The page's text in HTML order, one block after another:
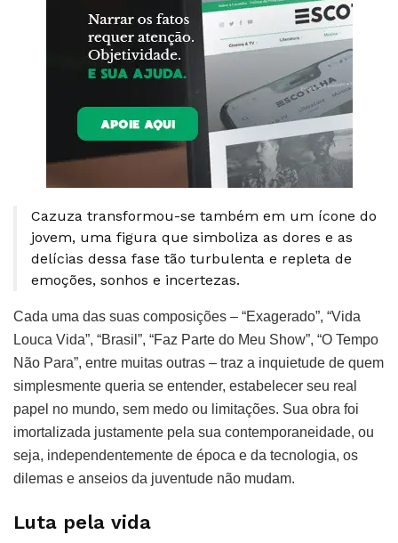
Cazuza transformou-se também em um ícone do
jovem, uma figura que simboliza as dores e as
delícias dessa fase tão turbulenta e repleta de
emoções, sonhos e incertezas.
Cada uma das suas composições – “Exagerado”, “Vida
Louca Vida”, “Brasil”, “Faz Parte do Meu Show”, “O Tempo
Não Para”, entre muitas outras – traz a inquietude de quem
simplesmente queria se entender, estabelecer seu real
papel no mundo, sem medo ou limitações. Sua obra foi
imortalizada justamente pela sua contemporaneidade, ou
seja, independentemente de época e da tecnologia, os
dilemas e anseios da juventude não mudam.
Luta pela vida